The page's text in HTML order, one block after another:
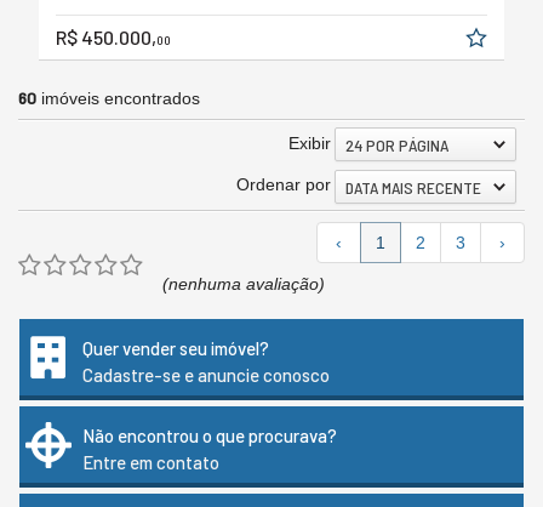
R$ 450.000,00
60 imóveis encontrados
Exibir 24 POR PÁGINA
Ordenar por DATA MAIS RECENTE
‹ 1 2 3 ›
(nenhuma avaliação)
Quer vender seu imóvel?
Cadastre-se e anuncie conosco
Não encontrou o que procurava?
Entre em contato